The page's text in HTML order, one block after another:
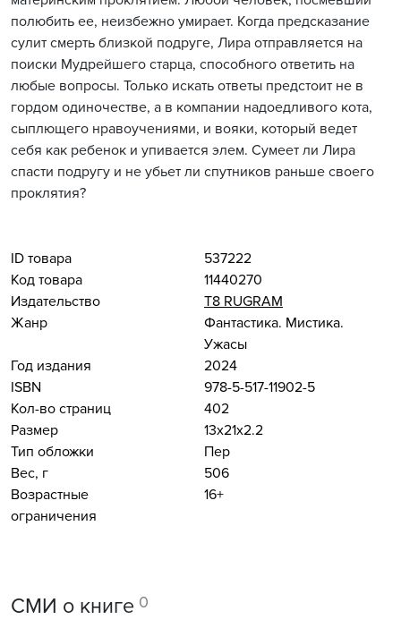
полюбить ее, неизбежно умирает. Когда предсказание
сулит смерть близкой подруге, Лира отправляется на
поиски Мудрейшего старца, способного ответить на
любые вопросы. Только искать ответы предстоит не в
гордом одиночестве, а в компании надоедливого кота,
сыплющего нравоучениями, и вояки, который ведет
себя как ребенок и упивается элем. Сумеет ли Лира
спасти подругу и не убьет ли спутников раньше своего
проклятия?
ID товара
537222
Код товара
11440270
Издательство
Т8 RUGRAM
Жанр
Фантастика. Мистика.
Ужасы
Год издания
2024
ISBN
978-5-517-11902-5
Кол-во страниц
402
Размер
13x21x2.2
Тип обложки
Пер
Вес, г
506
Возрастные
ограничения
16+
СМИ о книге 0